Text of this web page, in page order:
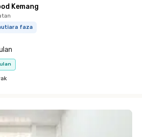
Kemang
faza